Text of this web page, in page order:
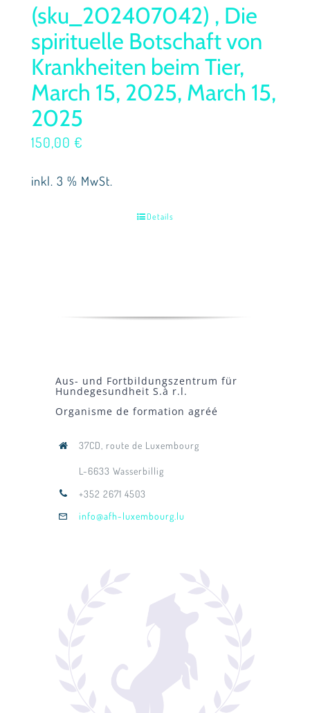
(sku_202407042) , Die
spirituelle Botschaft von
Krankheiten beim Tier,
March 15, 2025, March 15,
2025
150,00 €
inkl. 3 % MwSt.
Details
Aus- und Fortbildungszentrum für
Hundegesundheit S.à r.l.
Organisme de formation agréé
37CD, route de Luxembourg
L-6633 Wasserbillig
+352 2671 4503
info@afh-luxembourg.lu